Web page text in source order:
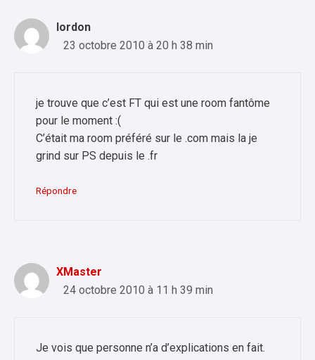
lordon
23 octobre 2010 à 20 h 38 min
je trouve que c’est FT qui est une room fantôme
pour le moment :(
C’était ma room préféré sur le .com mais la je
grind sur PS depuis le .fr
Répondre
XMaster
24 octobre 2010 à 11 h 39 min
Je vois que personne n’a d’explications en fait.